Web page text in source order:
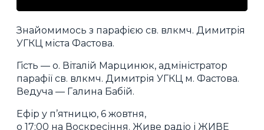
Знайомимось з парафією св. влкмч. Димитрія
УГКЦ міста Фастова.
Гість — о. Віталій Марцинюк, адміністратор
парафії св. влкмч. Димитрія УГКЦ м. Фастова.
Ведуча — Галина Бабій.
Ефір у п’ятницю, 6 жовтня,
о 17:00 на Воскресіння. Живе радіо і ЖИВЕ